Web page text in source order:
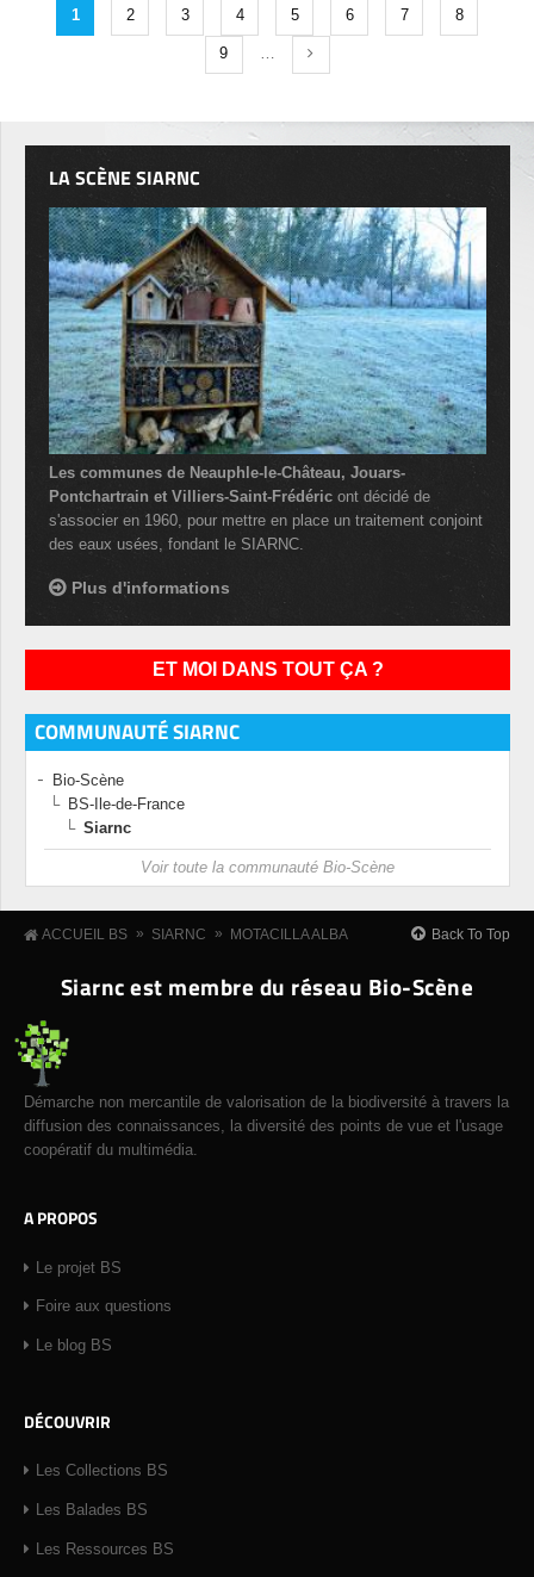
1 2 3 4 5 6 7 8
9 …
LA SCÈNE SIARNC
Les communes de Neauphle-le-Château, Jouars-
Pontchartrain et Villiers-Saint-Frédéric ont décidé de
s'associer en 1960, pour mettre en place un traitement conjoint
des eaux usées, fondant le SIARNC.
Plus d'informations
ET MOI DANS TOUT ÇA ?
COMMUNAUTÉ SIARNC
Bio-Scène
BS-Ile-de-France
Siarnc
Voir toute la communauté Bio-Scène
ACCUEIL BS » SIARNC » MOTACILLA ALBA Back To Top
Siarnc est membre du réseau Bio-Scène
Démarche non mercantile de valorisation de la biodiversité à travers la
diffusion des connaissances, la diversité des points de vue et l'usage
coopératif du multimédia.
A PROPOS
Le projet BS
Foire aux questions
Le blog BS
DÉCOUVRIR
Les Collections BS
Les Balades BS
Les Ressources BS